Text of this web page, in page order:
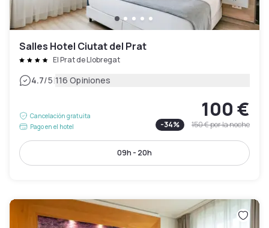
Salles Hotel Ciutat del Prat
El Prat de Llobregat
4.7/5|116 Opiniones
Cancelación gratuita
Pago en el hotel
100 €
-34% 150 €por la noche
09h - 20h